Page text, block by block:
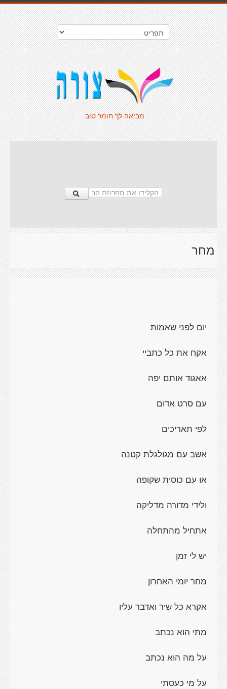
מביאה לך חומר טוב.
מחר
יום לפני שאמות
אקח את כל כתביי
אאגוד אותם יפה
עם סרט אדום
לפי תאריכים
אשב עם מגולגלת קטנה
או עם כוסית שקופה
ולידי מדורה מדליקה
אתחיל מהתחלה
יש לי זמן
מחר יומי האחרון
אקרא כל שיר ואדבר עליו
מתי הוא נכתב
על מה הוא נכתב
על מי כעסתי